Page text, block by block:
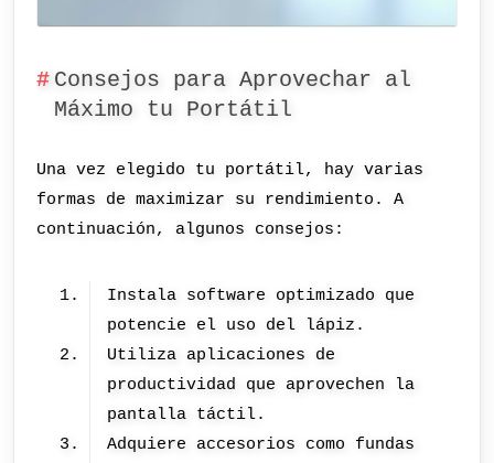
Consejos para Aprovechar al
Máximo tu Portátil
Una vez elegido tu portátil, hay varias
formas de maximizar su rendimiento. A
continuación, algunos consejos:
Instala software optimizado que
potencie el uso del lápiz.
Utiliza aplicaciones de
productividad que aprovechen la
pantalla táctil.
Adquiere accesorios como fundas